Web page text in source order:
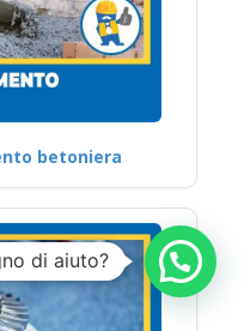
betoniera
di aiuto?